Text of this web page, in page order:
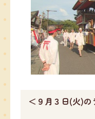
＜９月３日(火)の